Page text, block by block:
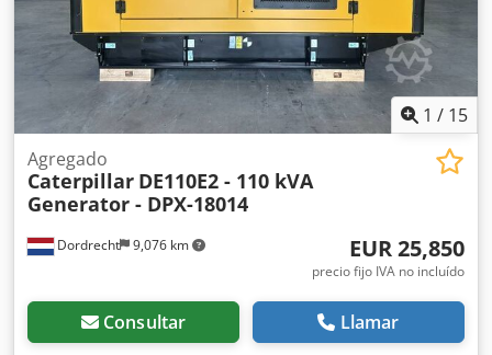
1 / 15
Dordrecht 9,076 km
Agregado
Caterpillar DE110E2 - 110 kVA
Generator - DPX-18014
EUR 25,850
precio fijo IVA no incluído
Consultar Llamar